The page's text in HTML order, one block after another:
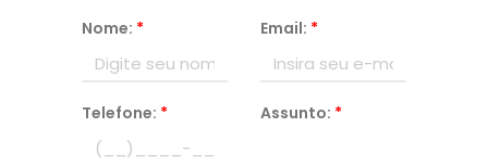
Nome: * Email: *
Telefone: * Assunto: *